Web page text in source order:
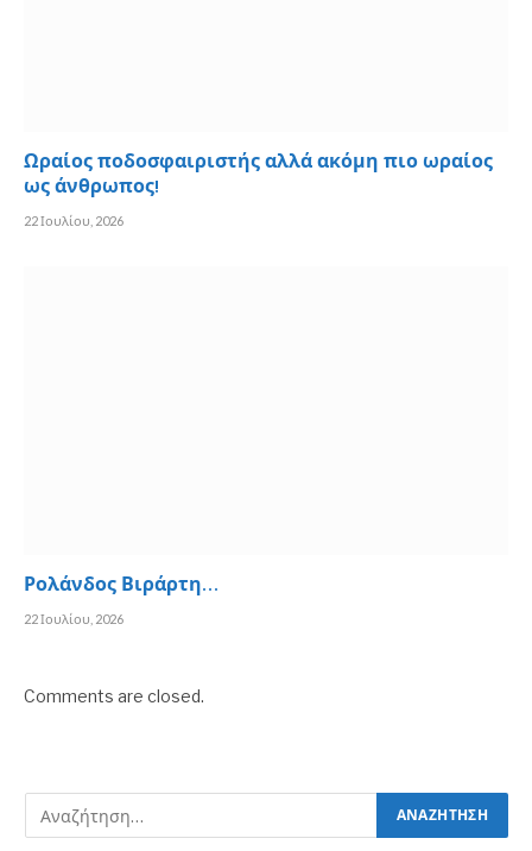
Ωραίος ποδοσφαιριστής αλλά ακόμη πιο ωραίος
ως άνθρωπος!
22 Ιουλίου, 2026
Ρολάνδος Βιράρτη…
22 Ιουλίου, 2026
Comments are closed.